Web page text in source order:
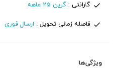
گارانتی :گرین 25 ماهه
فاصله زمانی تحویل : ارسال فوری
ویژگی‌ها